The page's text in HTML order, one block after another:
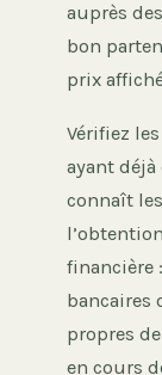
auprès
bon
prix
Vérifiez
ayant
connaît
financière
bancaires
propres
en cours